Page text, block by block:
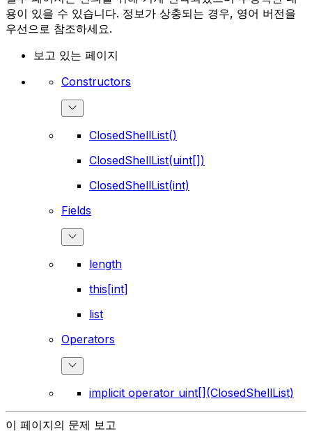
용이 있을 수 있습니다. 정보가 상충되는 경우, 영어 버전을
우선으로 참조하세요.
보고 있는 페이지
Constructors
ClosedShellList()
ClosedShellList(uint[])
ClosedShellList(int)
Fields
length
this[int]
list
Operators
implicit operator uint[](ClosedShellList)
이 페이지의 문제 보고